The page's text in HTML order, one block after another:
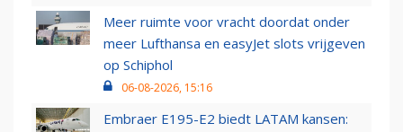
Meer ruimte voor vracht doordat onder
meer Lufthansa en easyJet slots vrijgeven
op Schiphol
06-08-2026, 15:16
Embraer E195-E2 biedt LATAM kansen: